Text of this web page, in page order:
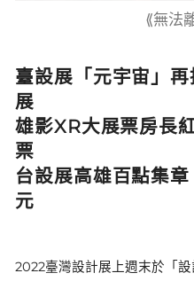
⟪無法
臺設展「元宇宙」
展
雄影XR大展票房長
票
台設展高雄百點集
元
2022臺灣設計展上週末於「